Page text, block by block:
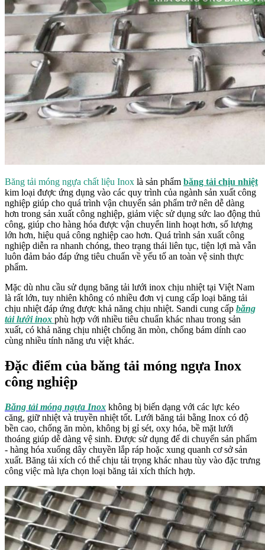
Băng tải móng ngựa chất liệu Inox là sản phẩm băng tải chịu nhiệt
kim loại được ứng dụng vào các quy trình của ngành sản xuất công
nghiệp giúp cho quá trình vận chuyển sản phẩm trở nên dễ dàng
hơn trong sản xuất công nghiệp, giảm việc sử dụng sức lao động thủ
công, giúp cho hàng hóa được vận chuyển linh hoạt hơn, số lượng
lớn hơn, hiệu quả công nghiệp cao hơn. Quá trình sản xuất công
nghiệp diễn ra nhanh chóng, theo trạng thái liên tục, tiện lợi mà vẫn
luôn đảm bảo đáp ứng tiêu chuẩn về yếu tố an toàn vệ sinh thực
phẩm.
Mặc dù nhu cầu sử dụng băng tải lưới inox chịu nhiệt tại Việt Nam
là rất lớn, tuy nhiên không có nhiều đơn vị cung cấp loại băng tải
chịu nhiệt đáp ứng được khả năng chịu nhiệt. Sandi cung cấp băng
tải lưới inox phù hợp với nhiều tiêu chuẩn khác nhau trong sản
xuất, có khả năng chịu nhiệt chống ăn mòn, chống bám dính cao
cùng nhiều tính năng ưu việt khác.
Đặc điểm của băng tải móng ngựa Inox
công nghiệp
Băng tải móng ngựa Inox không bị biến dạng với các lực kéo
căng, giữ nhiệt và truyền nhiệt tốt. Lưới băng tải bằng Inox có độ
bền cao, chống ăn mòn, không bị gỉ sét, oxy hóa, bề mặt lưới
thoáng giúp dễ dàng vệ sinh. Được sử dụng để di chuyển sản phẩm
- hàng hóa xuống dây chuyền lắp ráp hoặc xung quanh cơ sở sản
xuất. Băng tải xích có thể chịu tải trọng khác nhau tùy vào đặc trưng
công việc mà lựa chọn loại băng tải xích thích hợp.